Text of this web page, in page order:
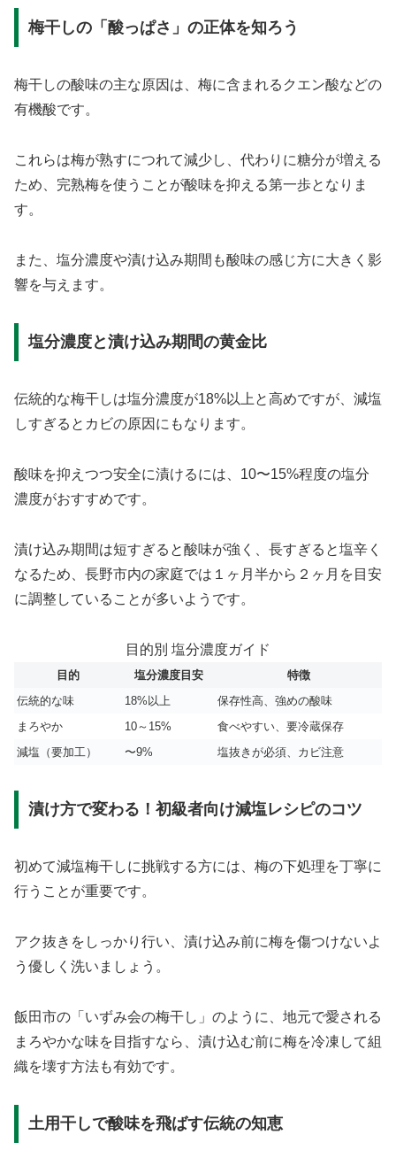
梅干しの「酸っぱさ」の正体を知ろう
梅干しの酸味の主な原因は、梅に含まれるクエン酸などの
有機酸です。
これらは梅が熟すにつれて減少し、代わりに糖分が増える
ため、完熟梅を使うことが酸味を抑える第一歩となりま
す。
また、塩分濃度や漬け込み期間も酸味の感じ方に大きく影
響を与えます。
塩分濃度と漬け込み期間の黄金比
伝統的な梅干しは塩分濃度が18%以上と高めですが、減塩
しすぎるとカビの原因にもなります。
酸味を抑えつつ安全に漬けるには、10〜15%程度の塩分
濃度がおすすめです。
漬け込み期間は短すぎると酸味が強く、長すぎると塩辛く
なるため、長野市内の家庭では１ヶ月半から２ヶ月を目安
に調整していることが多いようです。
目的別 塩分濃度ガイド
目的 塩分濃度目安
特徴
伝統的な味
18%以上
保存性高、強めの酸味
まろやか
10～15%
食べやすい、要冷蔵保存
減塩（要加工）
〜9% 塩抜きが必須、カビ注意
漬け方で変わる！初級者向け減塩レシピのコツ
初めて減塩梅干しに挑戦する方には、梅の下処理を丁寧に
行うことが重要です。
アク抜きをしっかり行い、漬け込み前に梅を傷つけないよ
う優しく洗いましょう。
飯田市の「いずみ会の梅干し」のように、地元で愛される
まろやかな味を目指すなら、漬け込む前に梅を冷凍して組
織を壊す方法も有効です。
土用干しで酸味を飛ばす伝統の知恵